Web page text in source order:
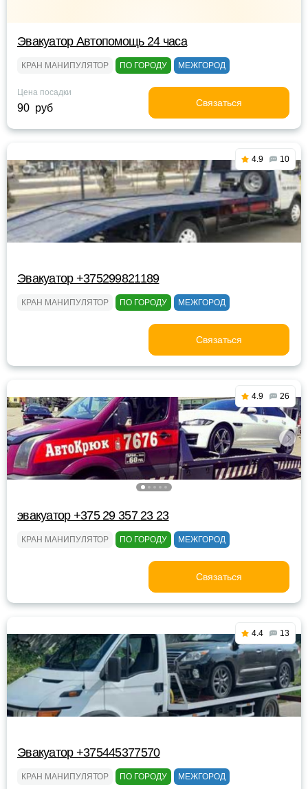
Эвакуатор Автопомощь 24 часа
КРАН МАНИПУЛЯТОР ПО ГОРОДУ МЕЖГОРОД
Цена посадки
90 руб Связаться
4.9 10
Эвакуатор +375299821189
КРАН МАНИПУЛЯТОР ПО ГОРОДУ МЕЖГОРОД
Связаться
4.9 26
эвакуатор +375 29 357 23 23
КРАН МАНИПУЛЯТОР ПО ГОРОДУ МЕЖГОРОД
Связаться
4.4 13
Эвакуатор +375445377570
КРАН МАНИПУЛЯТОР ПО ГОРОДУ МЕЖГОРОД